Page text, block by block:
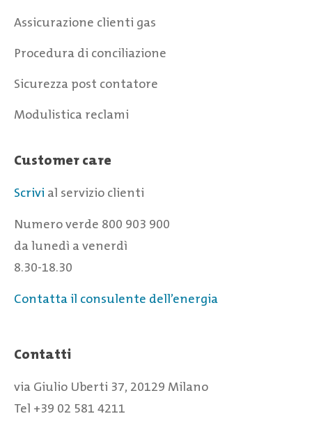
Assicurazione clienti gas
Procedura di conciliazione
Sicurezza post contatore
Modulistica reclami
Customer care
Scrivi al servizio clienti
Numero verde 800 903 900
da lunedì a venerdì
8.30-18.30
Contatta il consulente dell’energia
Contatti
via Giulio Uberti 37, 20129 Milano
Tel +39 02 581 4211